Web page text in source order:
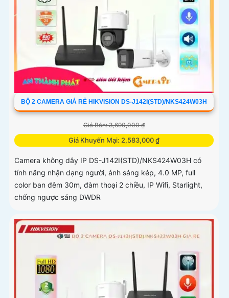
BỘ 2 CAMERA GIÁ RẺ HIKVISION DS-J142I(STD)/NKS424W03H
Giá Bán: 3,690,000 ₫
Giá Khuyến Mại: 2,583,000 ₫
Camera không dây IP DS-J142I(STD)/NKS424W03H có
tính năng nhận dạng người, ánh sáng kép, 4.0 MP, full
color ban đêm 30m, đàm thoại 2 chiều, IP Wifi, Starlight,
chống ngược sáng DWDR